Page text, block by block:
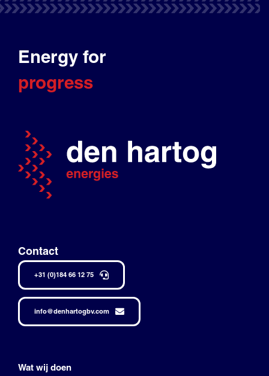
Energy for
progress
Contact
+31 (0)184 66 12 75
info@denhartogbv.com
Wat wij doen